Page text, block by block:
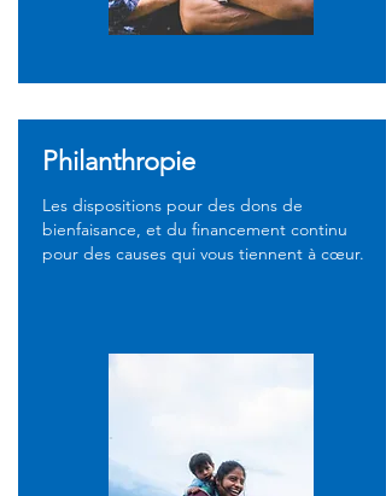
Philanthropie
Les dispositions pour des dons de
bienfaisance, et du financement continu
pour des causes qui vous tiennent à cœur.